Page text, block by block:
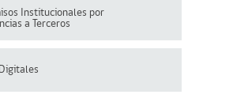
Institucionales por
a Terceros